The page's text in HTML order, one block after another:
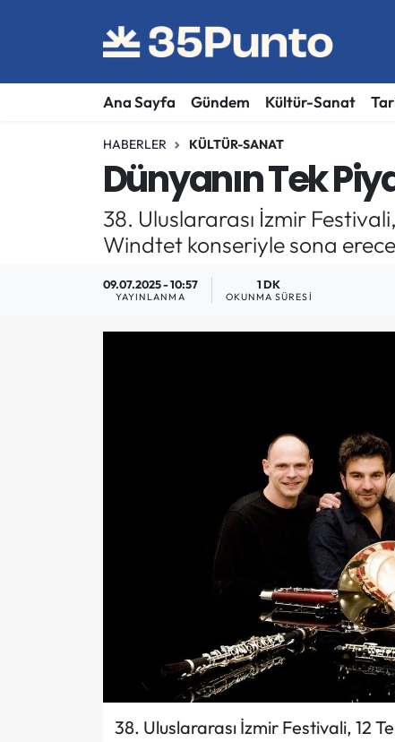
Ana Sayfa Gündem Kültür-Sanat
HABERLER KÜLTÜR-SANAT
Dünyanın Tek
38. Uluslararası İzmir
Windtet konseriyle sona
09.07.2025 - 10:57
YAYINLANMA
1 DK
OKUNMA SÜRESI
38. Uluslararası İzmir Festivali, 12